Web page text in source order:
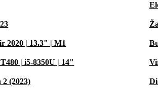
2020 | 13.3" | M1
| i5-8350U | 14"
(2023)